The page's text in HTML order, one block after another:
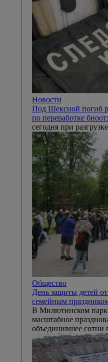
Новости
Под Шексной погиб
по переработке
сегодня при
Общество
День защиты детей
семейным
В Милютинском
масштабное
объединившее сотни